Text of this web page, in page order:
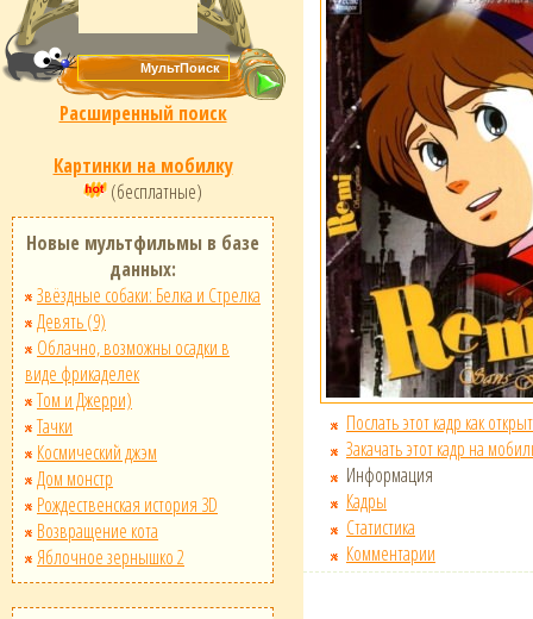
Расширенный поиск
Картинки на мобилку
(бесплатные)
Новые мультфильмы в базе
данных:
Звёздные собаки: Белка и Стрелка
Девять (9)
Облачно, возможны осадки в
виде фрикаделек
Том и Джерри)
Тачки
Космический джэм
Дом монстр
Рождественская история 3D
Возвращение кота
Яблочное зернышко 2
Послать этот кадр как
Закачать этот кадр на
Информация
Кадры
Статистика
Комментарии